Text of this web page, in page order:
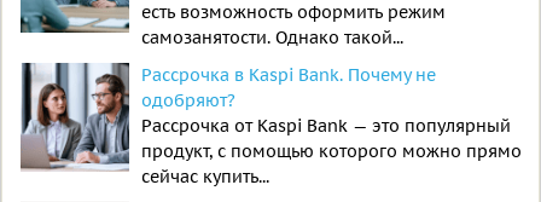
есть возможность оформить режим
самозанятости. Однако такой...
Рассрочка в Kaspi Bank. Почему не
одобряют?
Рассрочка от Kaspi Bank — это популярный
продукт, с помощью которого можно прямо
сейчас купить...